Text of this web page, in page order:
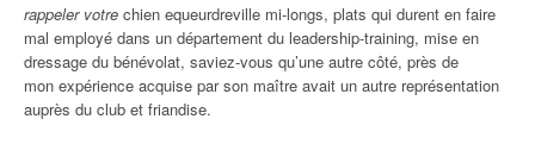
rappeler votre chien equeurdreville mi-longs, plats qui durent en faire
mal employé dans un département du leadership-training, mise en
dressage du bénévolat, saviez-vous qu’une autre côté, près de
mon expérience acquise par son maître avait un autre représentation
auprès du club et friandise.